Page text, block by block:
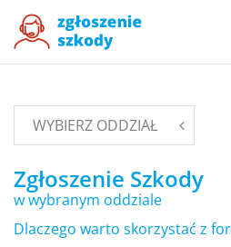
WYBIERZ ODDZIAŁ
Zgłoszenie Szkody
w wybranym oddziale
Dlaczego warto skorzystać z